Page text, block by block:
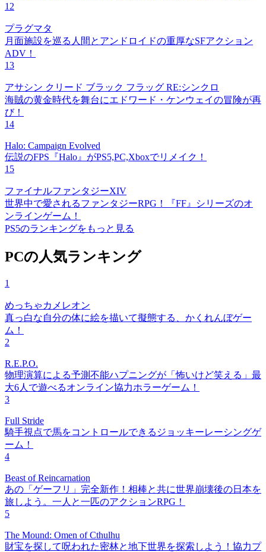
12
プラグマタ
月面施設を巡る人間とアンドロイドの重厚なSFアクション
ADV！
13
アサシン クリード ブラック フラッグ RE:シンクロ
海賊の黄金時代を舞台にエドワード・ケンウェイの冒険が再
び！
14
Halo: Campaign Evolved
伝説のFPS『Halo』がPS5,PC,Xboxでリメイク！
15
ファイナルファンタジーXIV
世界中で愛されるファンタジーRPG！『FF』シリーズのオ
ンラインゲーム！
PS5のランキングをもっと見る
PCの人気ランキング
1
めっちゃカメレオン
真っ白な自分の体に絵を描いて擬態する、かくれんぼゲー
ム！
2
R.E.P.O.
物理演算による予測不能ハプニングが「怖いけど笑える」最
大6人で遊べるオンライン協力ホラーゲーム！
3
Full Stride
騎手視点で馬をコントロールできるジョッキーレーシングゲ
ーム！
4
Beast of Reincarnation
あの「ゲーフリ」完全新作！相棒と共に世界崩壊後の日本を
旅しよう。一人と一匹のアクションRPG！
5
The Mound: Omen of Cthulhu
財宝を探して呪われた密林と地下世界を探索しよう！協力プ